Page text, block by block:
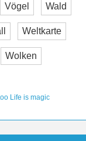
Vögel Wald
Weltkarte
Wolken
Life is magic